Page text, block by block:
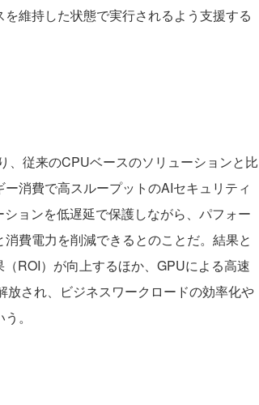
維持した状態で実行されるよう支援する
従来のCPUベースのソリューションと比
消費で高スループットのAIセキュリティ
ョンを低遅延で保護しながら、パフォー
費電力を削減できるとのことだ。結果と
ROI）が向上するほか、GPUによる高速
され、ビジネスワークロードの効率化や
。